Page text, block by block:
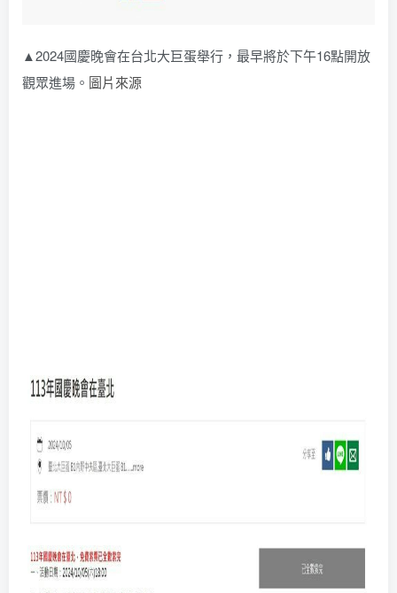
▲2024國慶晚會在台北大巨蛋舉行，最早將於下午16點開放
觀眾進場。 圖片來源